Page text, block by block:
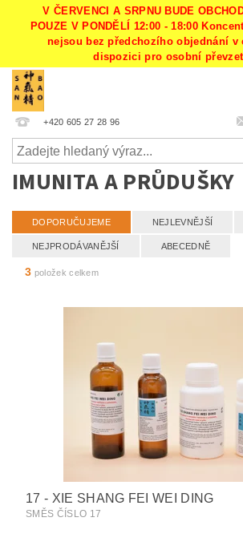
V ČERVENCI A SRPNU BUDE
POUZE V PONDĚLÍ 12:00 - 18:00
nejsou bez předchozího objednání v
dispozici pro osobní
+420 605 27 28 96
IMUNITA A PRŮDUŠKY
DOPORUČUJEME NEJLEVNĚJŠÍ
NEJPRODÁVANĚJŠÍ ABECEDNĚ
3 položek celkem
17 - XIE SHANG FEI WEI DING
SMĚS ČÍSLO 17